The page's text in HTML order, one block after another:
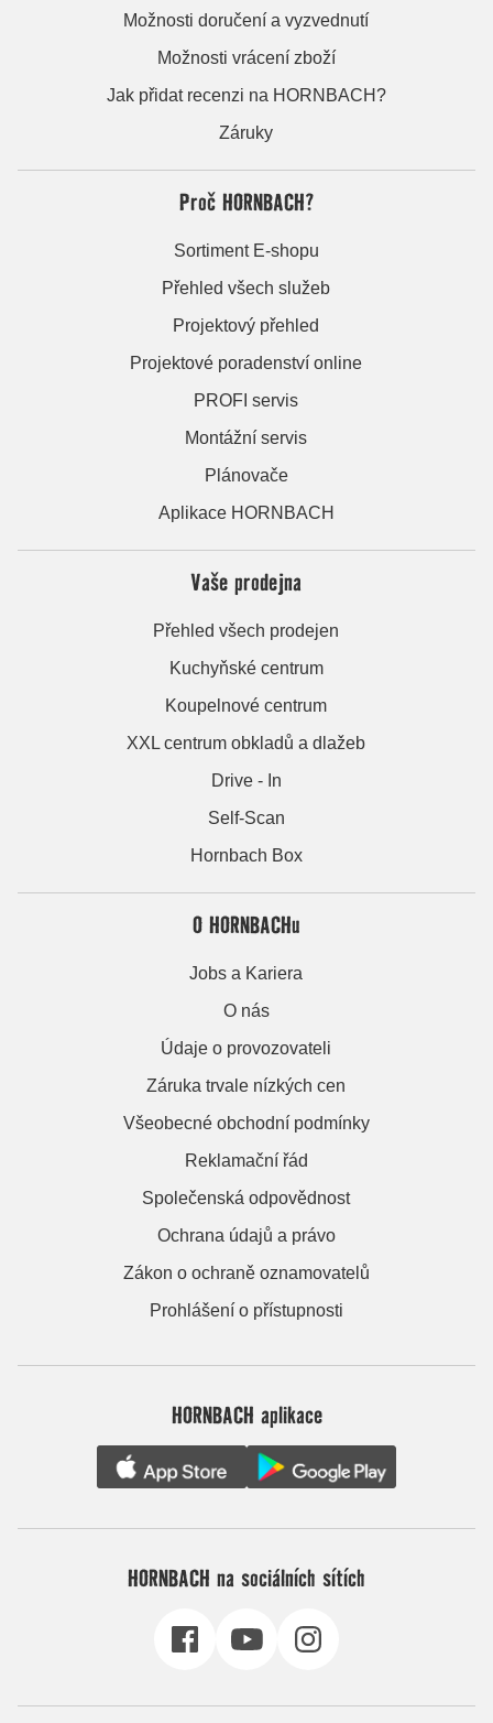
Možnosti doručení a vyzvednutí
Možnosti vrácení zboží
Jak přidat recenzi na HORNBACH?
Záruky
Proč HORNBACH?
Sortiment E-shopu
Přehled všech služeb
Projektový přehled
Projektové poradenství online
PROFI servis
Montážní servis
Plánovače
Aplikace HORNBACH
Vaše prodejna
Přehled všech prodejen
Kuchyňské centrum
Koupelnové centrum
XXL centrum obkladů a dlažeb
Drive - In
Self-Scan
Hornbach Box
O HORNBACHu
Jobs a Kariera
O nás
Údaje o provozovateli
Záruka trvale nízkých cen
Všeobecné obchodní podmínky
Reklamační řád
Společenská odpovědnost
Ochrana údajů a právo
Zákon o ochraně oznamovatelů
Prohlášení o přístupnosti
HORNBACH aplikace
HORNBACH na sociálních sítích